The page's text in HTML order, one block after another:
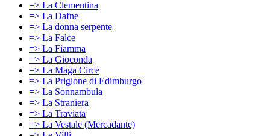
=> La Clementina
=> La Dafne
=> La donna serpente
=> La Falce
=> La Fiamma
=> La Gioconda
=> La Maga Circe
=> La Prigione di Edimburgo
=> La Sonnambula
=> La Straniera
=> La Traviata
=> La Vestale (Mercadante)